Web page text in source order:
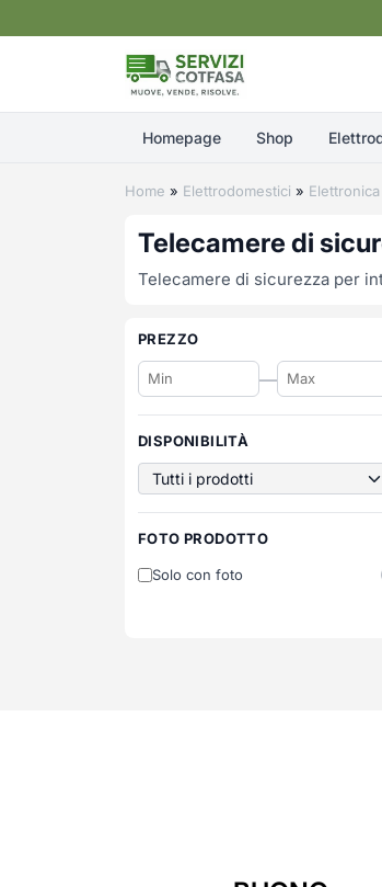
Homepage Shop
Home » Elettrodomestici » Elettronica
Telecamere di
Telecamere di sicurezza per
PREZZO
—
DISPONIBILITÀ
FOTO PRODOTTO
Solo con foto